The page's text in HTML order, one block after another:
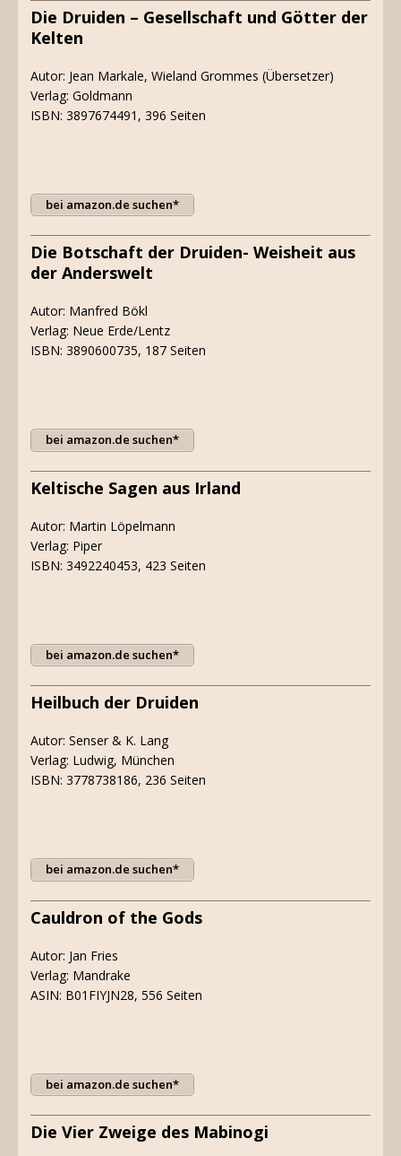
Die Druiden – Gesellschaft und Götter der
Kelten
Autor: Jean Markale, Wieland Grommes (Übersetzer)
Verlag: Goldmann
ISBN: 3897674491, 396 Seiten
bei amazon.de suchen*
Die Botschaft der Druiden- Weisheit aus
der Anderswelt
Autor: Manfred Bökl
Verlag: Neue Erde/Lentz
ISBN: 3890600735, 187 Seiten
bei amazon.de suchen*
Keltische Sagen aus Irland
Autor: Martin Löpelmann
Verlag: Piper
ISBN: 3492240453, 423 Seiten
bei amazon.de suchen*
Heilbuch der Druiden
Autor: Senser & K. Lang
Verlag: Ludwig, München
ISBN: 3778738186, 236 Seiten
bei amazon.de suchen*
Cauldron of the Gods
Autor: Jan Fries
Verlag: Mandrake
ASIN: B01FIYJN28, 556 Seiten
bei amazon.de suchen*
Die Vier Zweige des Mabinogi